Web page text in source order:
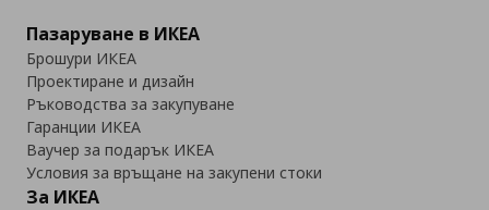
Пазаруване в ИКЕА
Брошури ИКЕА
Проектиране и дизайн
Ръководства за закупуване
Гаранции ИКЕА
Ваучер за подарък ИКЕА
Условия за връщане на закупени стоки
За ИКЕА